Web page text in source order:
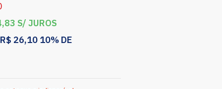
S/ JUROS
R$ 26,10 10% DE